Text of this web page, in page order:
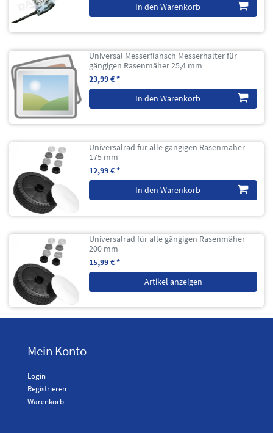
In den Warenkorb
Universal Messerflansch Messerhalter für
gängigen Rasenmäher 25,4 mm
23,99 € *
In den Warenkorb
Universalrad für alle gängigen Rasenmäher
175 mm
12,99 € *
In den Warenkorb
Universalrad für alle gängigen Rasenmäher
200 mm
15,99 € *
Artikel anzeigen
Mein Konto
Login
Registrieren
Warenkorb